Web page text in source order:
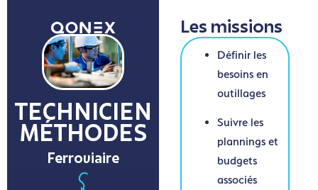
TECHNICIEN
MÉTHODES
Ferroviaire
Les missions
Définir les
besoins en
outillages
Suivre les
plannings et
budgets
associés